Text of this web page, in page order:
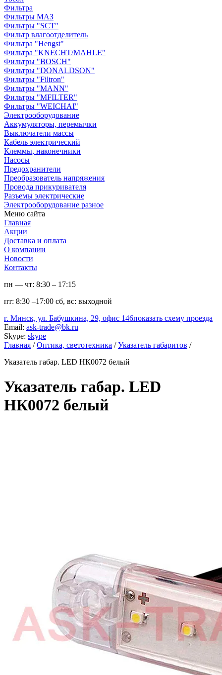
Фильтра
Фильтры МАЗ
Фильтры "SCT"
Фильтр влагоотделитель
Фильтра "Hengst"
Фильтра "KNECHT/MAHLE"
Фильтры "BOSCH"
Фильтры "DONALDSON"
Фильтры "Filtron"
Фильтры "MANN"
Фильтры "MFILTER"
Фильтры "WEICHAI"
Электрооборудование
Аккумуляторы, перемычки
Выключатели массы
Кабель электрический
Клеммы, наконечники
Насосы
Предохранители
Преобразователь напряжения
Провода прикуривателя
Разъемы электрические
Электрооборудование разное
Меню сайта
Главная
Акции
Доставка и оплата
О компании
Новости
Контакты
пн — чт: 8:30 – 17:15
пт: 8:30 –17:00 сб, вс: выходной
г. Минск, ул. Бабушкина, 29, офис 146показать схему проезда
Email: ask-trade@bk.ru
Skype: skype
Главная / Оптика, светотехника / Указатель габаритов /
Указатель габар. LED НК0072 белый
Указатель габар. LED
НК0072 белый